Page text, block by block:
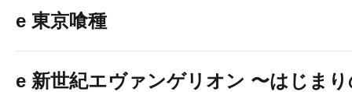
e 東京喰種
e 新世紀エヴァンゲリオン 〜はじま